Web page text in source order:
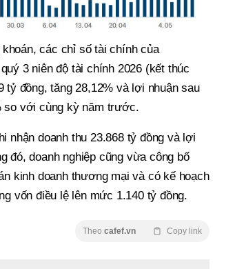
các chỉ số tài chính của
3 niên độ tài chính 2026 (kết thúc
tỷ đồng, tăng 28,12% và lợi nhuận sau
so với cùng kỳ năm trước.
nhận doanh thu 23.868 tỷ đồng và lợi
đó, doanh nghiệp cũng vừa công bố
kinh doanh thương mại và có kế hoạch
vốn điều lệ lên mức 1.140 tỷ đồng.
Theo cafef.vn Copy link